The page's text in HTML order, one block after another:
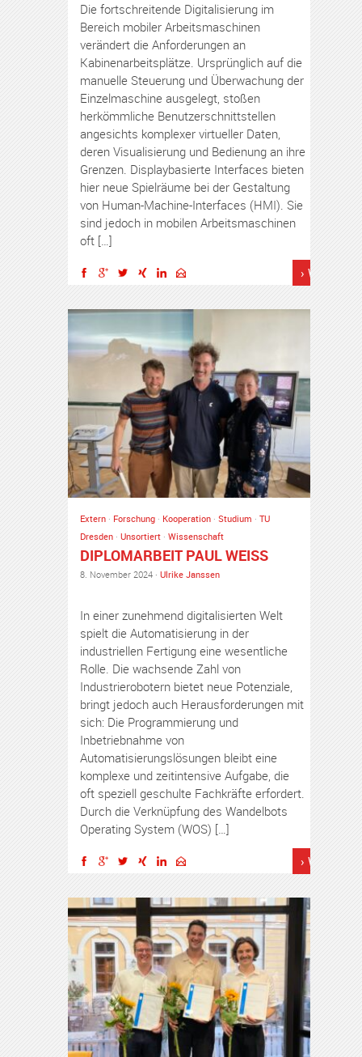
Die fortschreitende Digitalisierung im
Bereich mobiler Arbeitsmaschinen
verändert die Anforderungen an
Kabinenarbeitsplätze. Ursprünglich auf die
manuelle Steuerung und Überwachung der
Einzelmaschine ausgelegt, stoßen
herkömmliche Benutzerschnittstellen
angesichts komplexer virtueller Daten,
deren Visualisierung und Bedienung an ihre
Grenzen. Displaybasierte Interfaces bieten
hier neue Spielräume bei der Gestaltung
von Human-Machine-Interfaces (HMI). Sie
sind jedoch in mobilen Arbeitsmaschinen
oft […]
›
Extern · Forschung · Kooperation · Studium · TU
Dresden · Unsortiert · Wissenschaft
DIPLOMARBEIT PAUL WEISS
8. November 2024 · Ulrike Janssen
In einer zunehmend digitalisierten Welt
spielt die Automatisierung in der
industriellen Fertigung eine wesentliche
Rolle. Die wachsende Zahl von
Industrierobotern bietet neue Potenziale,
bringt jedoch auch Herausforderungen mit
sich: Die Programmierung und
Inbetriebnahme von
Automatisierungslösungen bleibt eine
komplexe und zeitintensive Aufgabe, die
oft speziell geschulte Fachkräfte erfordert.
Durch die Verknüpfung des Wandelbots
Operating System (WOS) […]
›